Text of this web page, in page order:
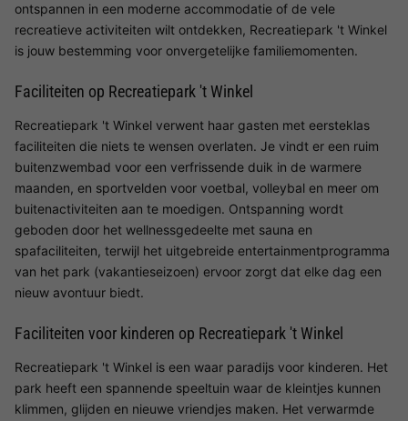
ontspannen in een moderne accommodatie of de vele
recreatieve activiteiten wilt ontdekken, Recreatiepark 't Winkel
is jouw bestemming voor onvergetelijke familiemomenten.
Faciliteiten op Recreatiepark 't Winkel
Recreatiepark 't Winkel verwent haar gasten met eersteklas
faciliteiten die niets te wensen overlaten. Je vindt er een ruim
buitenzwembad voor een verfrissende duik in de warmere
maanden, en sportvelden voor voetbal, volleybal en meer om
buitenactiviteiten aan te moedigen. Ontspanning wordt
geboden door het wellnessgedeelte met sauna en
spafaciliteiten, terwijl het uitgebreide entertainmentprogramma
van het park (vakantieseizoen) ervoor zorgt dat elke dag een
nieuw avontuur biedt.
Faciliteiten voor kinderen op Recreatiepark 't Winkel
Recreatiepark 't Winkel is een waar paradijs voor kinderen. Het
park heeft een spannende speeltuin waar de kleintjes kunnen
klimmen, glijden en nieuwe vriendjes maken. Het verwarmde